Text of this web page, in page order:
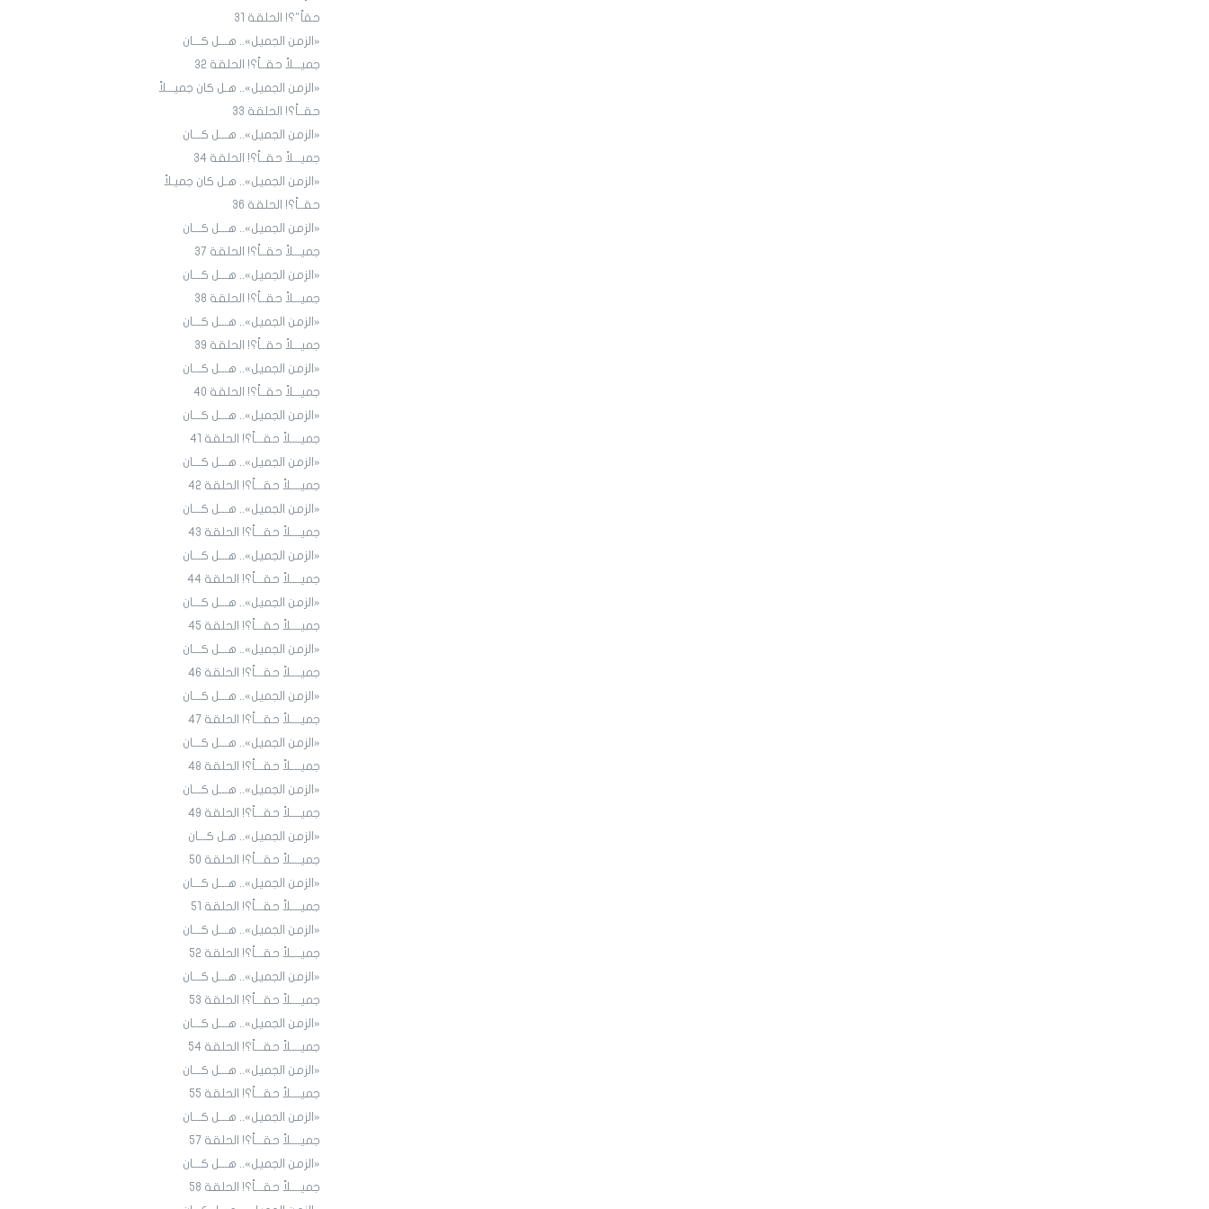
حقاً"؟! الحلقة 31
«الزمن الجميل».. هـــل كـــان
جميـــلاً حقــاً؟! الحلقة ٣٢
«الزمن الجميل».. هـل كان جميـــلاً
حقــاً؟! الحلقة 33
«الزمن الجميل».. هـــل كـــان
جميـــلاً حقــاً؟! الحلقة 34
«الزمن الجميل».. هـل كان جميـلاً
حقــاً؟! الحلقة 36
«الزمن الجميل».. هـــل كـــان
جميـــلاً حقــاً؟! الحلقة 3٧
«الزمن الجميل».. هـــل كـــان
جميـــلاً حقــاً؟! الحلقة 38
«الزمن الجميل».. هـــل كـــان
جميـــلاً حقــاً؟! الحلقة 39
«الزمن الجميل».. هـــل كـــان
جميـــلاً حقــاً؟! الحلقة 40
«الزمن الجميل».. هـــل كـــان
جميــــلاً حقـــاً؟! الحلقة 4١
«الزمن الجميل».. هـــل كـــان
جميــــلاً حقـــاً؟! الحلقة 4٢
«الزمن الجميل».. هـــل كـــان
جميــــلاً حقـــاً؟! الحلقة 43
«الزمن الجميل».. هـــل كـــان
جميــــلاً حقـــاً؟! الحلقة 44
«الزمن الجميل».. هـــل كـــان
جميــــلاً حقـــاً؟! الحلقة 45
«الزمن الجميل».. هـــل كـــان
جميــــلاً حقـــاً؟! الحلقة ٤٦
«الزمن الجميل».. هـــل كـــان
جميــــلاً حقـــاً؟! الحلقة ٤7
«الزمن الجميل».. هـــل كـــان
جميــــلاً حقـــاً؟! الحلقة ٤٨
«الزمن الجميل».. هـــل كـــان
جميــــلاً حقـــاً؟! الحلقة ٤9
«الزمن الجميل».. هـل كـــان
جميــــلاً حقـــاً؟! الحلقة ٥٠
«الزمن الجميل».. هـــل كـــان
جميــــلاً حقـــاً؟! الحلقة ٥١
«الزمن الجميل».. هـــل كـــان
جميــــلاً حقـــاً؟! الحلقة 52
«الزمن الجميل».. هـــل كـــان
جميــــلاً حقـــاً؟! الحلقة 53
«الزمن الجميل».. هـــل كـــان
جميــــلاً حقـــاً؟! الحلقة 54
«الزمن الجميل».. هـــل كـــان
جميــــلاً حقـــاً؟! الحلقة 55
«الزمن الجميل».. هـــل كـــان
جميــــلاً حقـــاً؟! الحلقة 57
«الزمن الجميل».. هـــل كـــان
جميــــلاً حقـــاً؟! الحلقة 58